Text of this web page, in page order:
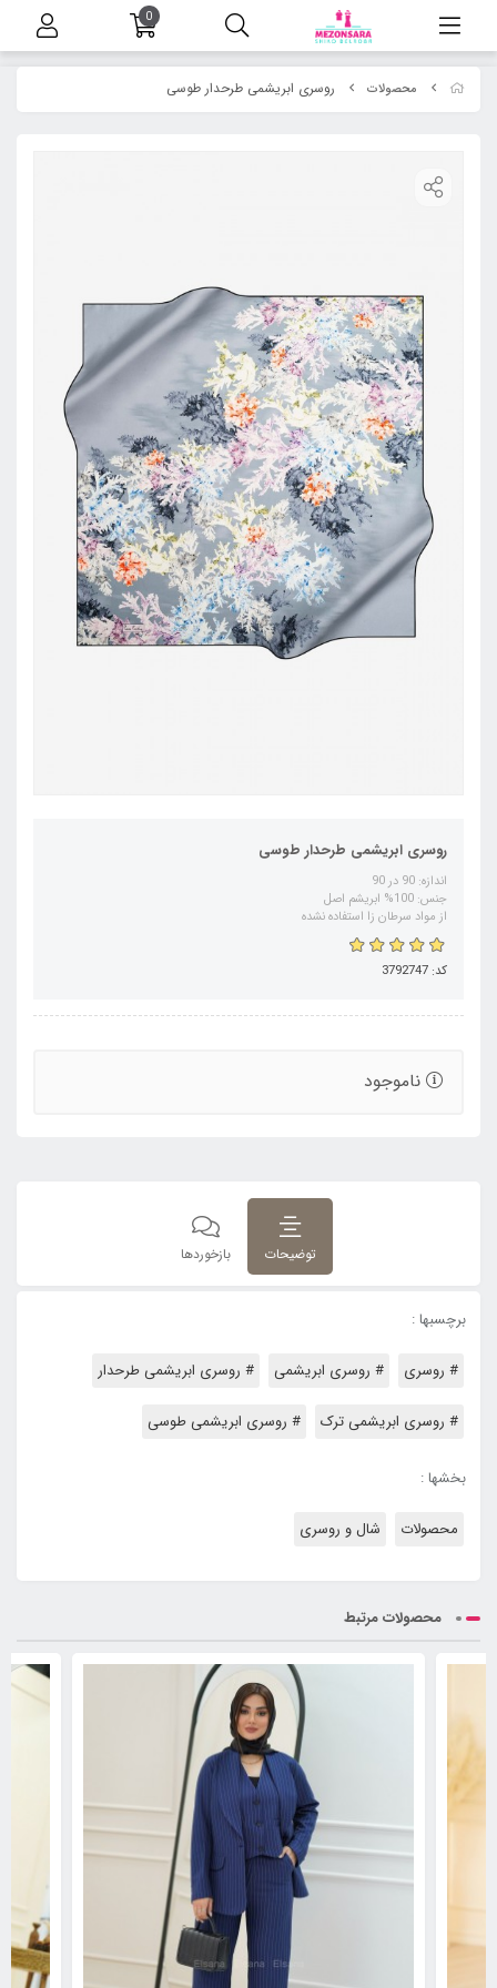
محصولات روسری ابریشمی طرحدار طوسی
روسری ابریشمی طرحدار طوسی
اندازه: 90 در 90
جنس: 100% ابریشم اصل
از مواد سرطان زا استفاده نشده
کد: 3792747
ناموجود
توضیحات بازخوردها
برچسبها :
# روسری # روسری ابریشمی # روسری ابریشمی طرحدار
# روسری ابریشمی ترک # روسری ابریشمی طوسی
بخشها :
محصولات شال و روسری
محصولات مرتبط
0